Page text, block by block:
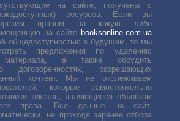
на сайте, получены с
ресурсов. Если вы
правом на какую либо
на сайте booksonline.com.ua
общедоступностью в будущем, то мы
предложения по удалению
материала, а также обсудить
договоренностях, разрешающих
контент. Мы не отслеживаем
которые самостоятельно
текстов, являющиеся объектом
права. Все данные на сайт,
не проходя заранее отбора